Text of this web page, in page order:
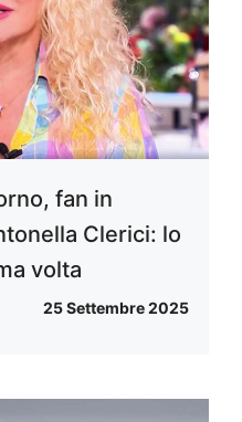
fan in
Clerici: lo
volta
25 Settembre 2025